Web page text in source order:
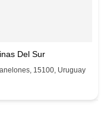
Del Sur
15100, Uruguay